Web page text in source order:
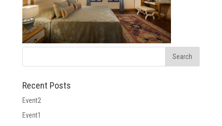
Recent Posts
Event2
Event1